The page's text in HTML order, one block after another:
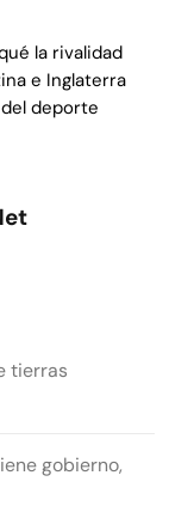
la rivalidad
e Inglaterra
deporte
tierras
gobierno,